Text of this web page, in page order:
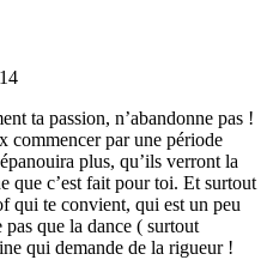
ta passion, n’abandonne pas !
commencer par une période
plus, qu’ils verront la
que c’est fait pour toi. Et surtout
qui te convient, qui est un peu
que la dance ( surtout
qui demande de la rigueur !